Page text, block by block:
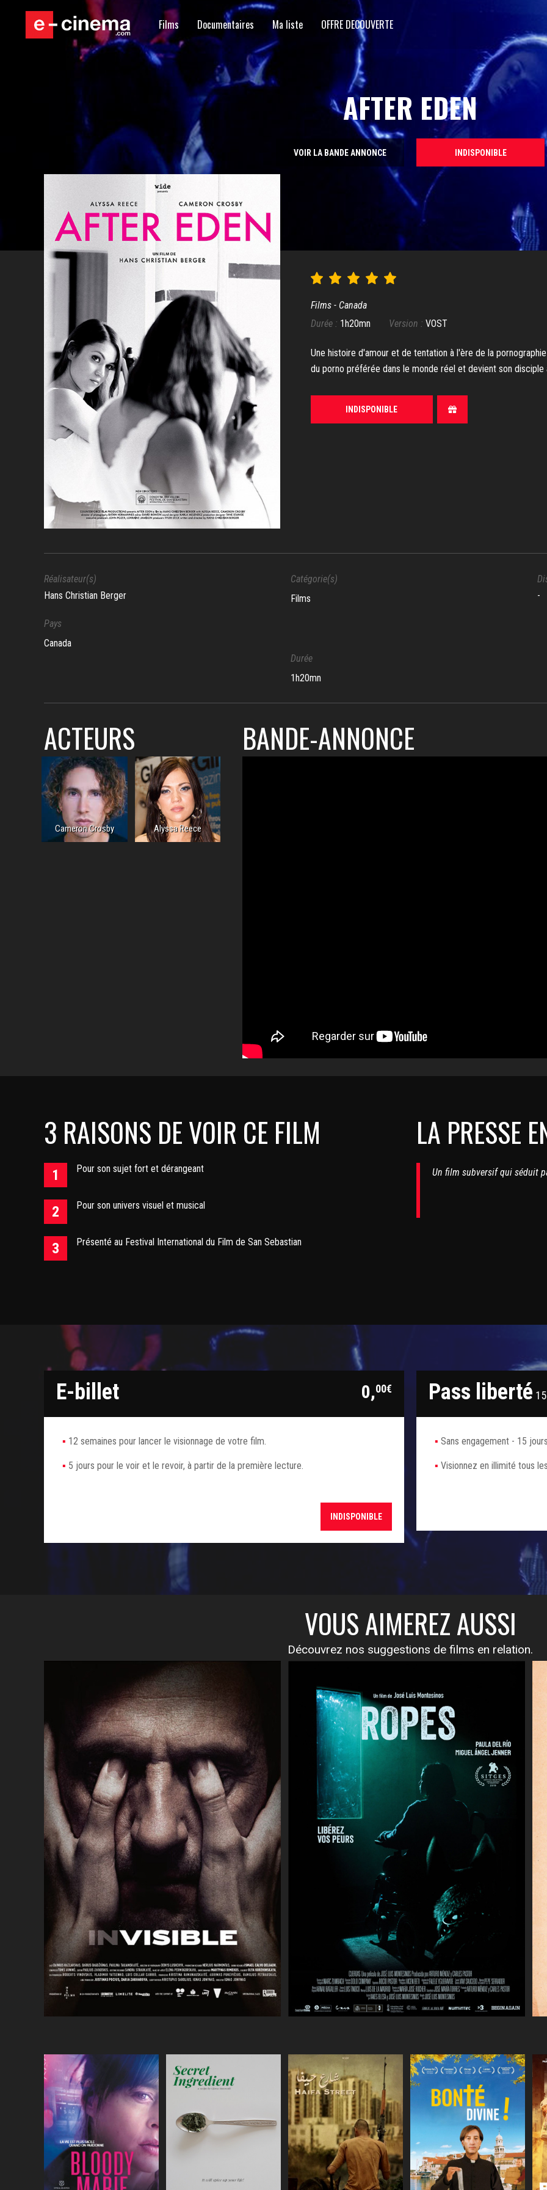
AFTER EDEN
VOIR LA BANDE ANNONCE INDISPONIBLE
Films - Canada
Durée : 1h20mn Version : VOST
Une histoire d'amour et de tentation à l'ère de la
du porno préférée dans le monde réel et devient son
INDISPONIBLE
Réalisateur(s)
Hans Christian Berger
Pays
Canada
Catégorie(s)
Films
Durée
1h20mn
-
ACTEURS
Cameron Crosby Alyssa Reece
BANDE-ANNONCE
3 RAISONS DE VOIR CE FILM
Pour son sujet fort et dérangeant
Pour son univers visuel et musical
Présenté au Festival International du Film de San Sebastian
LA PRESSE
Un film subversif qui séduit
E-billet 0,00€
12 semaines pour lancer le visionnage de votre film.
5 jours pour le voir et le revoir, à partir de la première lecture.
INDISPONIBLE
Pass liberté
Sans engagement - 15
Visionnez en illimité tous
VOUS AIMEREZ AUSSI
Découvrez nos suggestions de films en relation.
Films Documentaires Ma liste OFFRE DECOUVERTE